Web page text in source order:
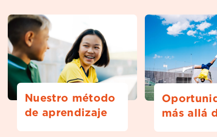
Nuestro método
de aprendizaje
más allá